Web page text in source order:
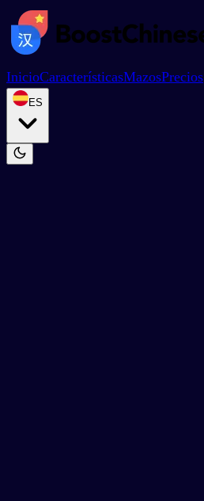
InicioCaracterísticasMazosPrecios
ES